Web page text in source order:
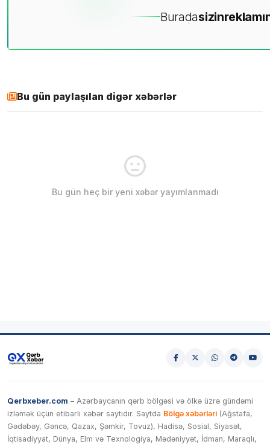
Buradasizin
Bu gün paylaşılan digər xəbərlər
Bu gün heç bir yeni xəbər yayımlanmadı
Qerbxeber.com – Azərbaycanın qərb bölgəsi və ölkə üzrə gündəmi
izləmək üçün etibarlı xəbər saytıdır. Saytda Bölgə xəbərləri (Ağstafa,
Gədəbəy, Gəncə, Qazax, Şəmkir, Tovuz), Hadisə, Sosial, Siyasət,
İqtisadiyyat, Dünya, Elm və Texnologiya, Mədəniyyət, İdman, Maraqlı,